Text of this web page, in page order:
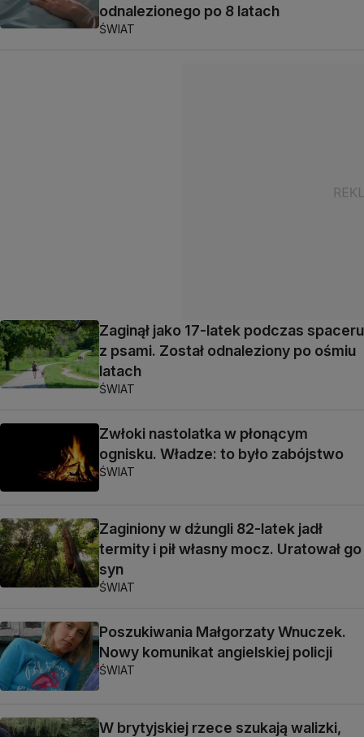
odnalezionego po 8 latach
ŚWIAT
Zaginął jako 17-latek podczas spaceru
z psami. Został odnaleziony po ośmiu
latach
ŚWIAT
Zwłoki nastolatka w płonącym
ognisku. Władze: to było zabójstwo
ŚWIAT
Zaginiony w dżungli 82-latek jadł
termity i pił własny mocz. Uratował go
syn
ŚWIAT
Poszukiwania Małgorzaty Wnuczek.
Nowy komunikat angielskiej policji
ŚWIAT
W brytyjskiej rzece szukają walizki,